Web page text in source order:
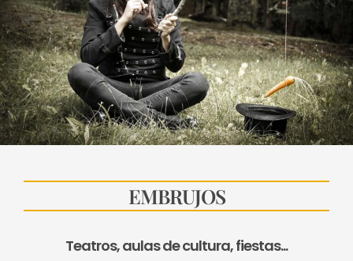
EMBRUJOS
Teatros, aulas de cultura, fiestas...